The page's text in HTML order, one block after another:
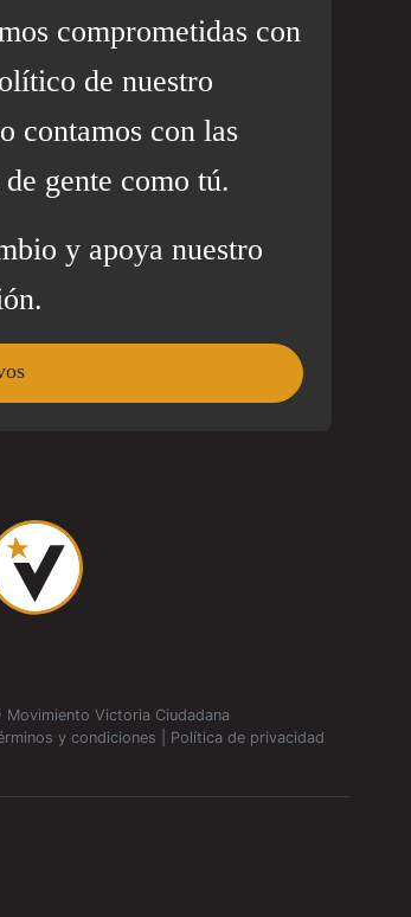
comprometidas con
de nuestro
contamos con las
gente como tú.
y apoya nuestro
Movimiento Victoria Ciudadana
y condiciones
Política de privacidad